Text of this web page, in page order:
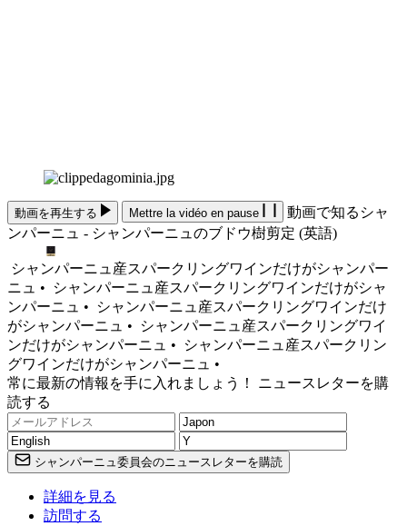
動画を再生する Mettre la vidéo en pause
動画で知るシャ
ンパーニュ - シャンパーニュのブドウ樹剪定 (英語)
シャンパーニュ産スパークリングワインだけがシャンパー
ニュ •
シャンパーニュ産スパークリングワインだけがシャ
ンパーニュ •
シャンパーニュ産スパークリングワインだけ
がシャンパーニュ •
シャンパーニュ産スパークリングワイ
ンだけがシャンパーニュ •
シャンパーニュ産スパークリン
グワインだけがシャンパーニュ •
常に最新の情報を手に入れましょう！ ニュースレターを購
読する
シャンパーニュ委員会のニュースレターを購読
詳細を見る
訪問する